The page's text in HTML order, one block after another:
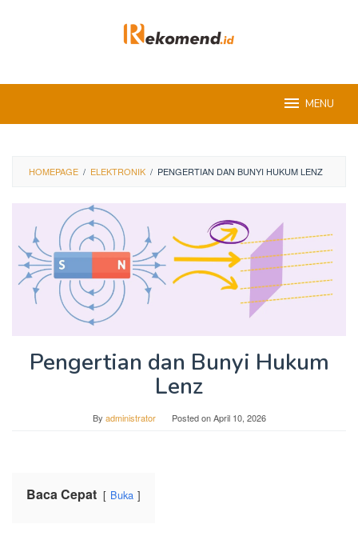
MENU
HOMEPAGE / ELEKTRONIK / PENGERTIAN DAN BUNYI HUKUM LENZ
Pengertian dan Bunyi Hukum
Lenz
By administrator Posted onApril 10, 2026
Baca Cepat Buka